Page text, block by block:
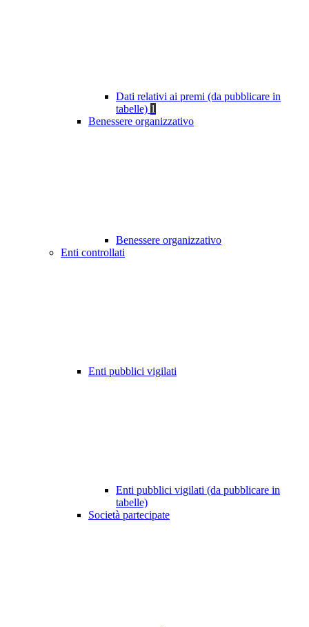
Dati relativi ai premi (da pubblicare in
tabelle) 1
Benessere organizzativo
Benessere organizzativo
Enti controllati
Enti pubblici vigilati
Enti pubblici vigilati (da pubblicare in
tabelle)
Società partecipate